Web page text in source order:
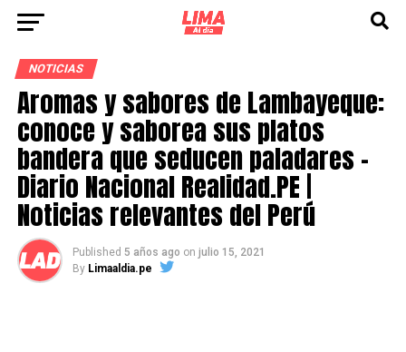
NOTICIAS
Aromas y sabores de Lambayeque:
conoce y saborea sus platos
bandera que seducen paladares –
Diario Nacional Realidad.PE |
Noticias relevantes del Perú
Published 5 años ago on julio 15, 2021
By Limaaldia.pe